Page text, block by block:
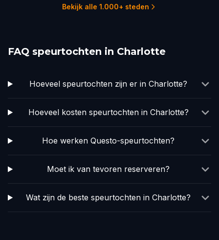
Bekijk alle 1.000+ steden
FAQ speurtochten in Charlotte
Hoeveel speurtochten zijn er in Charlotte?
Hoeveel kosten speurtochten in Charlotte?
Hoe werken Questo-speurtochten?
Moet ik van tevoren reserveren?
Wat zijn de beste speurtochten in Charlotte?